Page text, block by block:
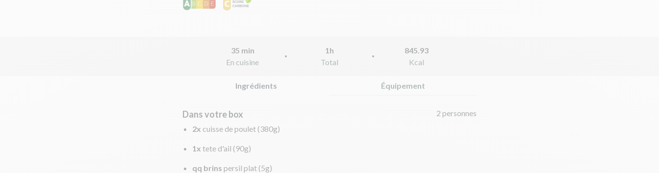
35 min
En cuisine
1h
Total
845.93
Kcal
Ingrédients Équipement
Dans votre box
2 personnes
2x cuisse de poulet (380g)
1x tete d'ail (90g)
qq brins persil plat (5g)